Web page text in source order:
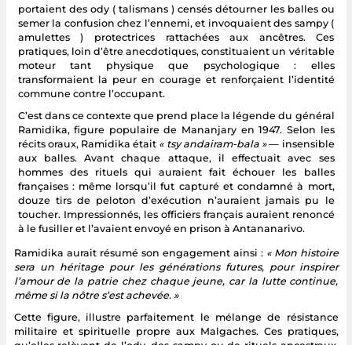
portaient des ody ( talismans ) censés détourner les balles ou
semer la confusion chez l’ennemi, et invoquaient des sampy (
amulettes ) protectrices rattachées aux ancêtres. Ces
pratiques, loin d’être anecdotiques, constituaient un véritable
moteur tant physique que psychologique : elles
transformaient la peur en courage et renforçaient l’identité
commune contre l’occupant.
C’est dans ce contexte que prend place la légende du général
Ramidika, figure populaire de Mananjary en 1947. Selon les
récits oraux, Ramidika était « tsy andairam-bala »— insensible
aux balles. Avant chaque attaque, il effectuait avec ses
hommes des rituels qui auraient fait échouer les balles
françaises : même lorsqu’il fut capturé et condamné à mort,
douze tirs de peloton d’exécution n’auraient jamais pu le
toucher. Impressionnés, les officiers français auraient renoncé
à le fusiller et l’avaient envoyé en prison à Antananarivo.
Ramidika aurait résumé son engagement ainsi : « Mon histoire
sera un héritage pour les générations futures, pour inspirer
l’amour de la patrie chez chaque jeune, car la lutte continue,
même si la nôtre s’est achevée. »
Cette figure, illustre parfaitement le mélange de résistance
militaire et spirituelle propre aux Malgaches. Ces pratiques,